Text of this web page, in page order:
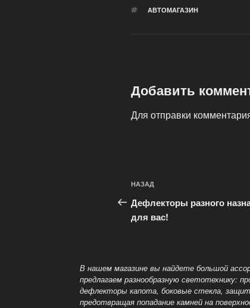
МЕТКИ
АВТОМАГАЗИН
Добавить
Для отправки
Навигация
по
записям
Предыдущая
запись:
НАЗАД
Дефлекторы разного
для вас!
В нашем магазине вы найдете большой
предлагаем разнообразную
дефлекторы капота, боковые стекла,
предотвращая попадание камней на